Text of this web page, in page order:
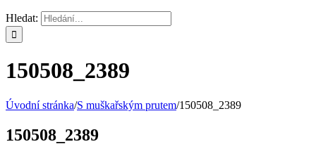
Hledat:
150508_2389
Úvodní stránka/S muškařským prutem/150508_2389
150508_2389